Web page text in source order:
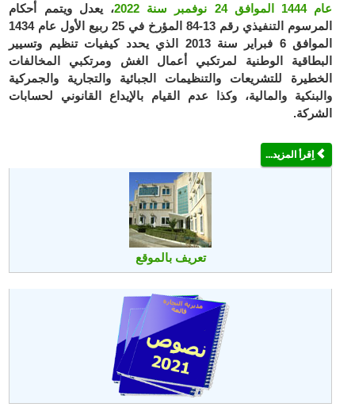
عام 1444 الموافق 24 نوفمبر سنة 2022
، يعدل ويتمم أحكام
المرسوم التنفيذي رقم 13-84 المؤرخ في 25 ربيع الأول عام 1434
الموافق 6 فبراير سنة 2013 الذي يحدد كيفيات تنظيم وتسيير
البطاقية الوطنية لمرتكبي أعمال الغش ومرتكبي المخالفات
الخطيرة للتشريعات والتنظيمات الجبائية والتجارية والجمركية
والبنكية والمالية، وكذا عدم القيام بالإيداع القانوني لحسابات
الشركة.
اِقرأ المزيد...
تعريف بالموقع